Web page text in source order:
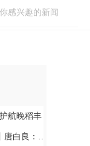
航晚稻丰
一腔热血暖万家